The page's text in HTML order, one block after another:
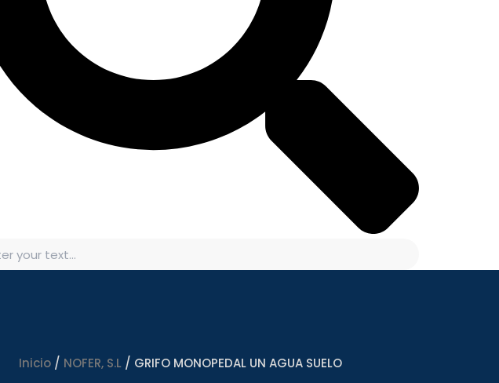
Inicio / NOFER, S.L / GRIFO MONOPEDAL UN AGUA SUELO